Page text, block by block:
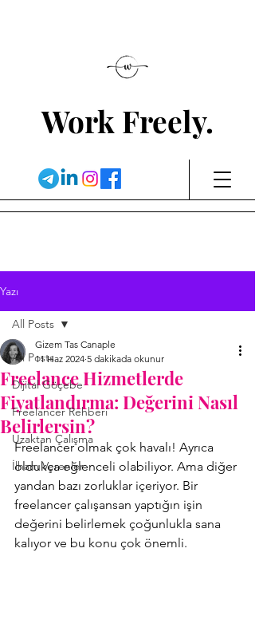
Work Freely.
Yazı
All Posts
Dijital Göçebe
Freelancer Rehberi
Uzaktan Çalışma
İlham Verenler
All Posts
Freelance Hizmetlerde
Fiyatlandırma: Değerini Nasıl
Belirlersin?
Gizem Tas Canaple
11 Haz 2024 5 dakikada okunur
Freelancer olmak çok havalı! Ayrıca
oldukça eğlenceli olabiliyor. Ama diğer
yandan bazı zorluklar içeriyor. Bir
freelancer çalışansan yaptığın işin
değerini belirlemek çoğunlukla sana
kalıyor ve bu konu çok önemli.